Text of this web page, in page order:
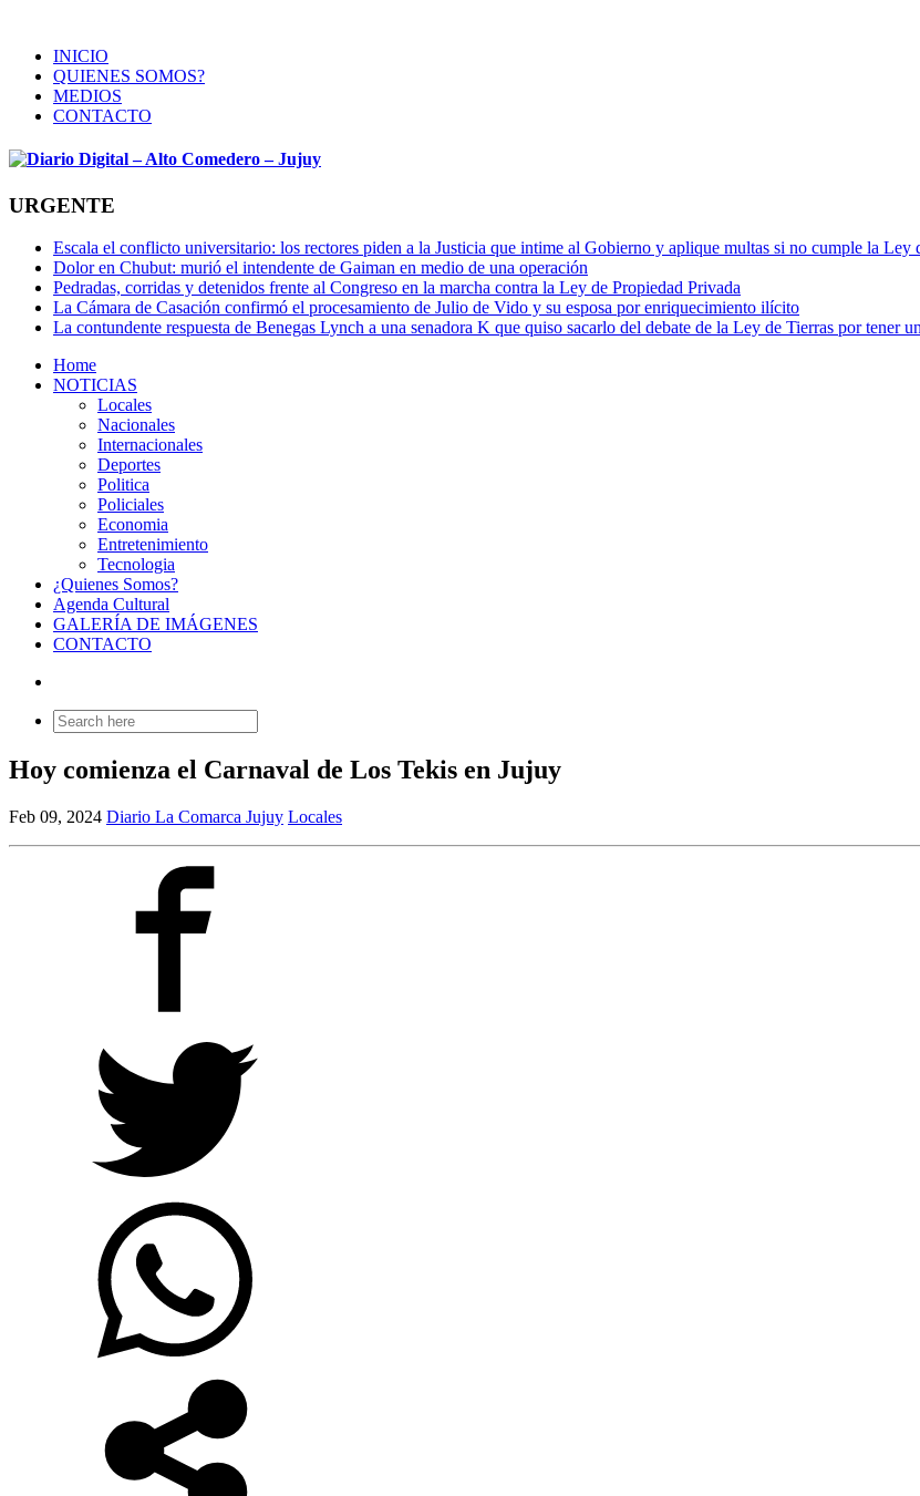
INICIO
QUIENES SOMOS?
MEDIOS
CONTACTO
URGENTE
Escala el conflicto universitario: los rectores piden a la Justicia que intime al Gobierno y aplique multas si no cumple la Ley
Dolor en Chubut: murió el intendente de Gaiman en medio de una operación
Pedradas, corridas y detenidos frente al Congreso en la marcha contra la Ley de Propiedad Privada
La Cámara de Casación confirmó el procesamiento de Julio de Vido y su esposa por enriquecimiento ilícito
La contundente respuesta de Benegas Lynch a una senadora K que quiso sacarlo del debate de la Ley de Tierras por tener
Home
NOTICIAS
Locales
Nacionales
Internacionales
Deportes
Politica
Policiales
Economia
Entretenimiento
Tecnologia
¿Quienes Somos?
Agenda Cultural
GALERÍA DE IMÁGENES
CONTACTO
Search
for:
Hoy comienza el Carnaval de Los Tekis en Jujuy
Feb 09, 2024 Diario La Comarca Jujuy Locales